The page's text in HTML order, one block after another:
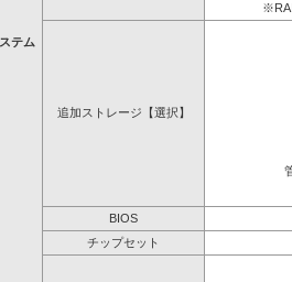
テム
追加ストレージ【選択】
BIOS
チップセット